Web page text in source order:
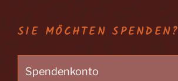
SIE MÖCHTEN SPENDEN?
Spendenkonto